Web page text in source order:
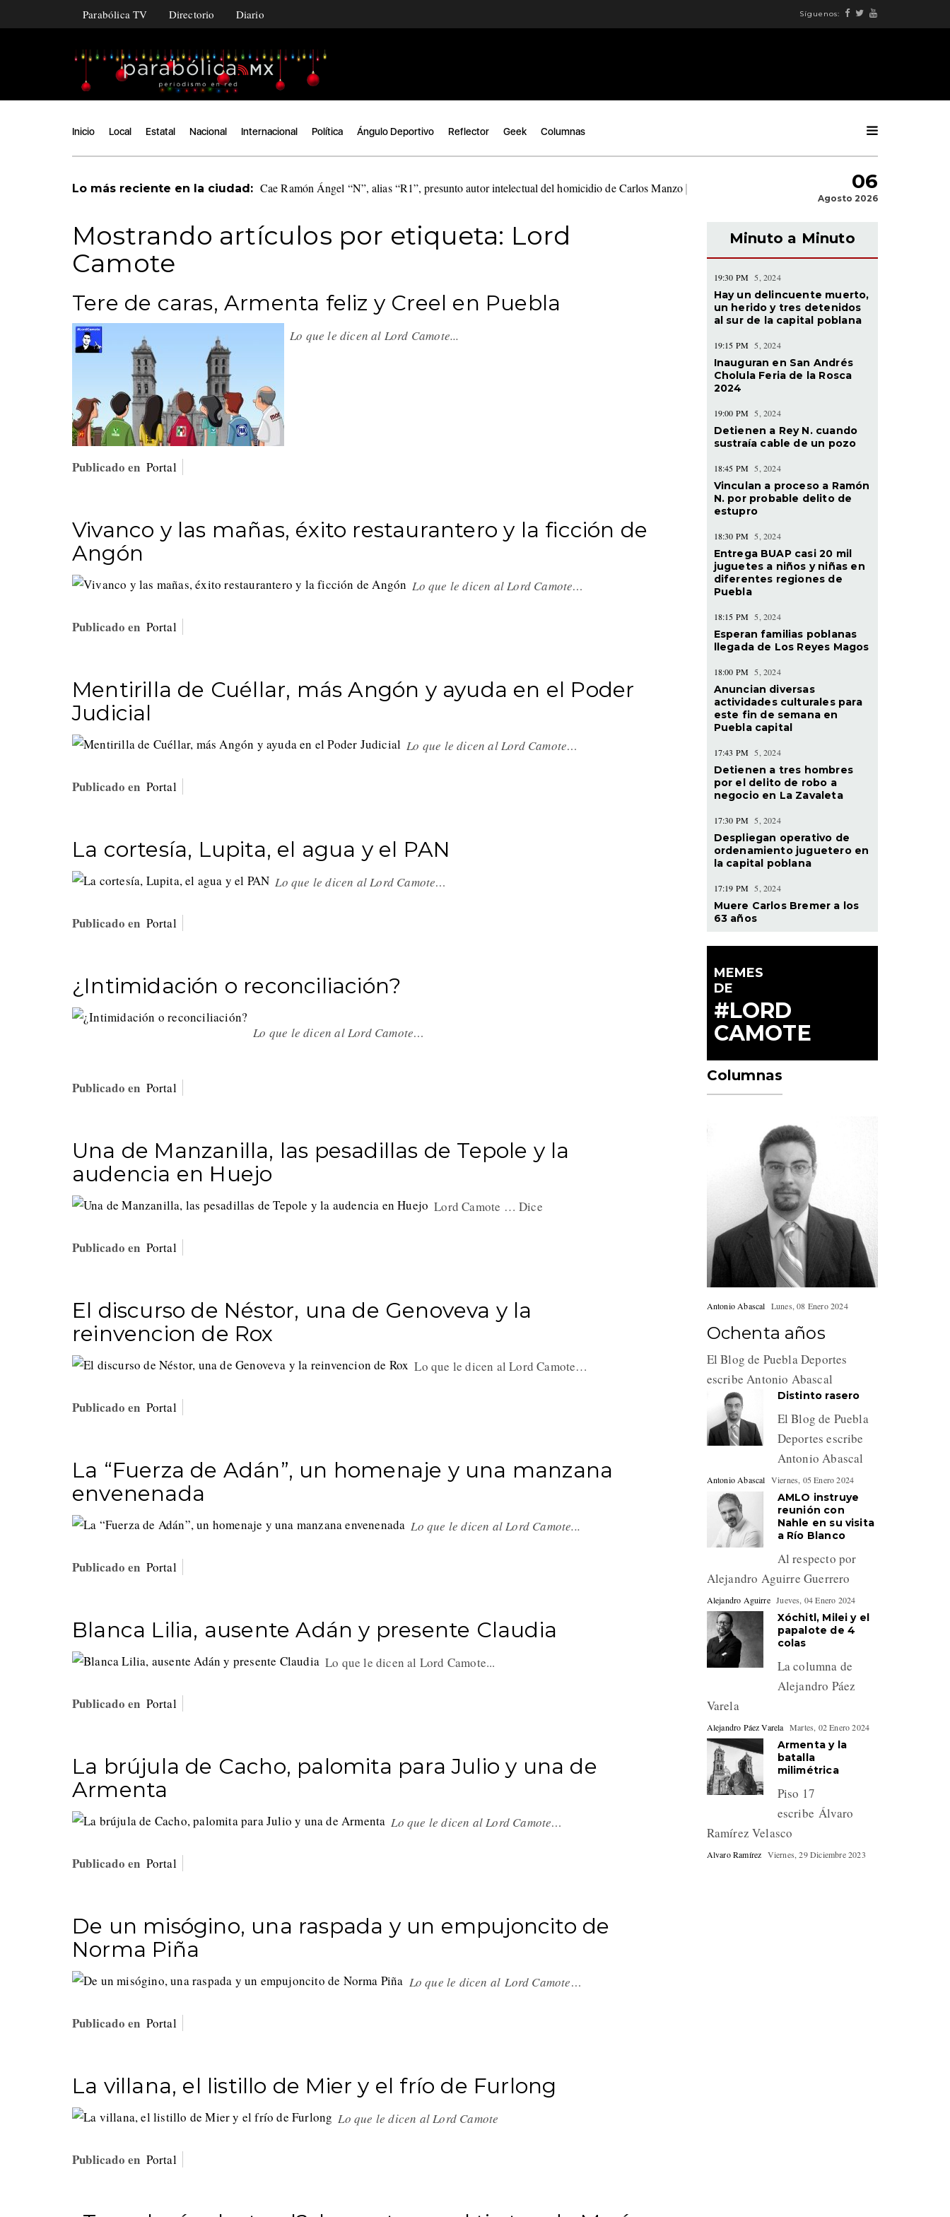
Parabólica TV Directorio Diario Síguenos:
Inicio Local Estatal Nacional Internacional Política Ángulo Deportivo Reflector Geek Columnas
Lo más reciente en la ciudad: Cae Ramón Ángel “N”, alias “R1”, presunto autor intelectual del homicidio de Carlos Manzo| 06
Agosto 2026
Mostrando artículos por etiqueta: Lord
Camote
Tere de caras, Armenta feliz y Creel en Puebla
Lo que le dicen al Lord Camote...
Publicado en Portal
Vivanco y las mañas, éxito restaurantero y la ficción de
Angón
Lo que le dicen al Lord Camote…
Publicado en Portal
Mentirilla de Cuéllar, más Angón y ayuda en el Poder
Judicial
Lo que le dicen al Lord Camote…
Publicado en Portal
La cortesía, Lupita, el agua y el PAN
Lo que le dicen al Lord Camote…
Publicado en Portal
¿Intimidación o reconciliación?
Lo que le dicen al Lord Camote…
Publicado en Portal
Una de Manzanilla, las pesadillas de Tepole y la
audencia en Huejo
Lord Camote … Dice
Publicado en Portal
El discurso de Néstor, una de Genoveva y la
reinvencion de Rox
Lo que le dicen al Lord Camote…
Publicado en Portal
La “Fuerza de Adán”, un homenaje y una manzana
envenenada
Lo que le dicen al Lord Camote...
Publicado en Portal
Blanca Lilia, ausente Adán y presente Claudia
Lo que le dicen al Lord Camote...
Publicado en Portal
La brújula de Cacho, palomita para Julio y una de
Armenta
Lo que le dicen al Lord Camote…
Publicado en Portal
De un misógino, una raspada y un empujoncito de
Norma Piña
Lo que le dicen al Lord Camote…
Publicado en Portal
La villana, el listillo de Mier y el frío de Furlong
Lo que le dicen al Lord Camote
Publicado en Portal
Minuto a Minuto
19:30 PM 5, 2024
Hay un delincuente muerto,
un herido y tres detenidos
al sur de la capital poblana
19:15 PM 5, 2024
Inauguran en San Andrés
Cholula Feria de la Rosca
2024
19:00 PM 5, 2024
Detienen a Rey N. cuando
sustraía cable de un pozo
18:45 PM 5, 2024
Vinculan a proceso a Ramón
N. por probable delito de
estupro
18:30 PM 5, 2024
Entrega BUAP casi 20 mil
juguetes a niños y niñas en
diferentes regiones de
Puebla
18:15 PM 5, 2024
Esperan familias poblanas
llegada de Los Reyes Magos
18:00 PM 5, 2024
Anuncian diversas
actividades culturales para
este fin de semana en
Puebla capital
17:43 PM 5, 2024
Detienen a tres hombres
por el delito de robo a
negocio en La Zavaleta
17:30 PM 5, 2024
Despliegan operativo de
ordenamiento juguetero en
la capital poblana
17:19 PM 5, 2024
Muere Carlos Bremer a los
63 años
MEMES
DE
#LORD
CAMOTE
Columnas
Antonio Abascal Lunes, 08 Enero 2024
Ochenta años
El Blog de Puebla Deportes
escribe Antonio Abascal
Distinto rasero
El Blog de Puebla
Deportes escribe
Antonio Abascal
Antonio Abascal Viernes, 05 Enero 2024
AMLO instruye
reunión con
Nahle en su visita
a Río Blanco
Al respecto por
Alejandro Aguirre Guerrero
Alejandro Aguirre Jueves, 04 Enero 2024
Xóchitl, Milei y el
papalote de 4
colas
La columna de
Alejandro Páez
Varela
Alejandro Páez Varela Martes, 02 Enero 2024
Armenta y la
batalla
milimétrica
Piso 17
escribe Álvaro
Ramírez Velasco
Alvaro Ramírez Viernes, 29 Diciembre 2023